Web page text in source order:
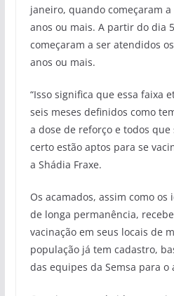
janeiro, quando começaram
anos ou mais. A partir do dia
começaram a ser atendidos
anos ou mais.
“Isso significa que essa faixa
seis meses definidos como
a dose de reforço e todos
certo estão aptos para se
a Shádia Fraxe.
Os acamados, assim como
de longa permanência,
vacinação em seus locais de
população já tem cadastro,
das equipes da Semsa para o